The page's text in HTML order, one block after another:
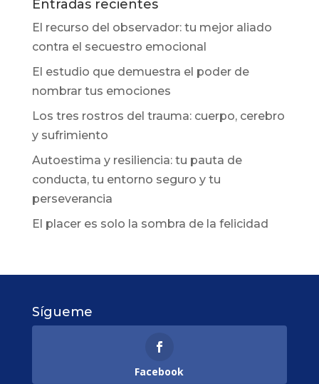
Entradas recientes
El recurso del observador: tu mejor aliado
contra el secuestro emocional
El estudio que demuestra el poder de
nombrar tus emociones
Los tres rostros del trauma: cuerpo, cerebro
y sufrimiento
Autoestima y resiliencia: tu pauta de
conducta, tu entorno seguro y tu
perseverancia
El placer es solo la sombra de la felicidad
Sígueme
Facebook